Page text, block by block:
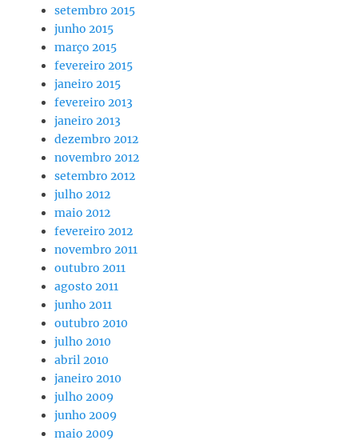
setembro 2015
junho 2015
março 2015
fevereiro 2015
janeiro 2015
fevereiro 2013
janeiro 2013
dezembro 2012
novembro 2012
setembro 2012
julho 2012
maio 2012
fevereiro 2012
novembro 2011
outubro 2011
agosto 2011
junho 2011
outubro 2010
julho 2010
abril 2010
janeiro 2010
julho 2009
junho 2009
maio 2009